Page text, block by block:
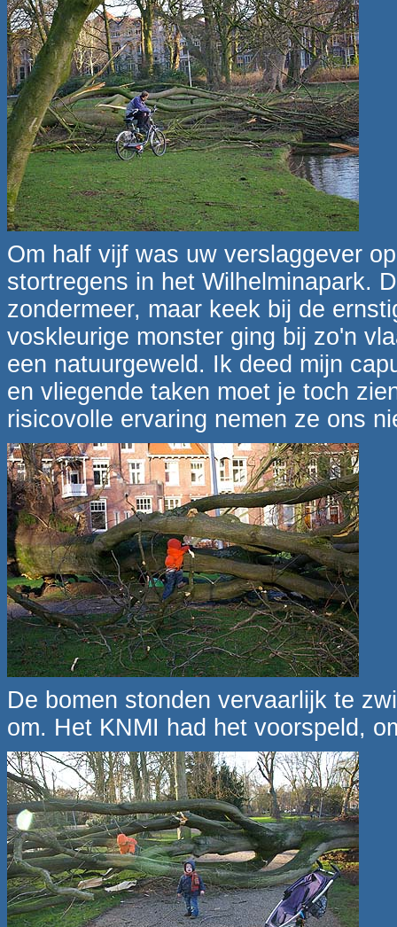
Om half vijf was uw verslaggever
stortregens in het Wilhelminapark.
zondermeer, maar keek bij de
voskleurige monster ging bij zo'n
een natuurgeweld. Ik deed mijn
en vliegende taken moet je toch
risicovolle ervaring nemen ze ons
De bomen stonden vervaarlijk te
om. Het KNMI had het voorspeld,